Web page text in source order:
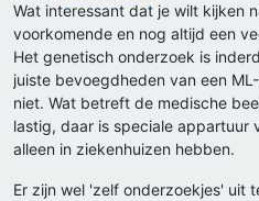
Wat interessant dat je wilt kijken
voorkomende en nog altijd een
Het genetisch onderzoek is
juiste bevoegdheden van een
niet. Wat betreft de medische
lastig, daar is speciale appartuur
alleen in ziekenhuizen hebben.
Er zijn wel 'zelf onderzoekjes' uit